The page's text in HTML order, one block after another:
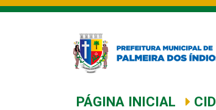
PÁGINA INICIAL